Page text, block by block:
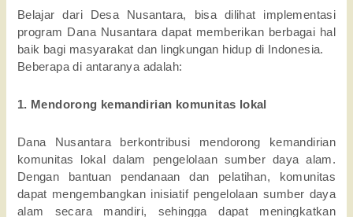
Belajar dari Desa Nusantara, bisa dilihat implementasi
program Dana Nusantara dapat memberikan berbagai hal
baik bagi masyarakat dan lingkungan hidup di Indonesia.
Beberapa di antaranya adalah:
1. Mendorong kemandirian komunitas lokal
Dana Nusantara berkontribusi mendorong kemandirian
komunitas lokal dalam pengelolaan sumber daya alam.
Dengan bantuan pendanaan dan pelatihan, komunitas
dapat mengembangkan inisiatif pengelolaan sumber daya
alam secara mandiri, sehingga dapat meningkatkan